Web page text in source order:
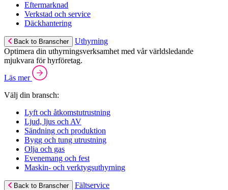
Eftermarknad
Verkstad och service
Däckhantering
Back to Branscher
Uthyrning
Optimera din uthyrningsverksamhet med vår världsledande
mjukvara för hyrföretag.
Läs mer
Välj din bransch:
Lyft och åtkomstutrustning
Ljud, ljus och AV
Sändning och produktion
Bygg och tung utrustning
Olja och gas
Evenemang och fest
Maskin- och verktygsuthyrning
Back to Branscher
Fältservice